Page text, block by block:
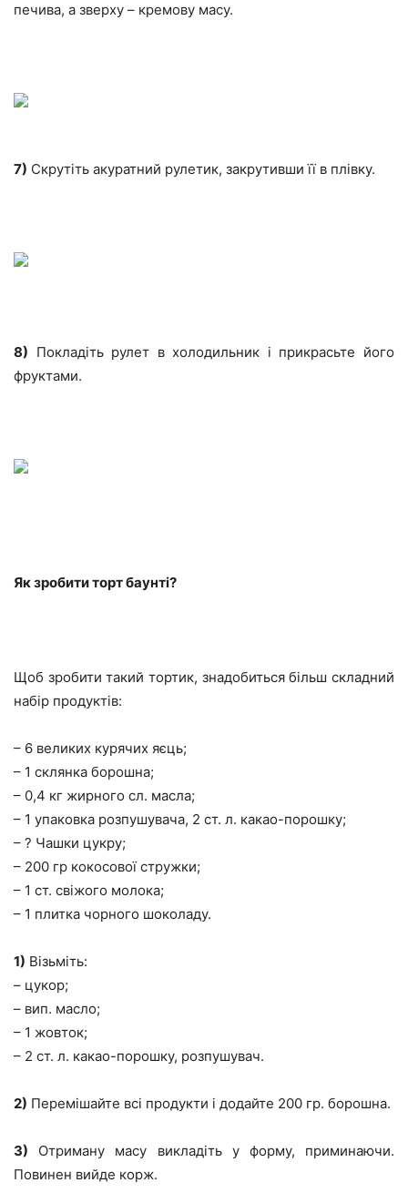
печива, а зверху – кремову масу.
7) Скрутіть акуратний рулетик, закрутивши її в плівку.
8) Покладіть рулет в холодильник і прикрасьте його
фруктами.
Як зробити торт баунті?
Щоб зробити такий тортик, знадобиться більш складний
набір продуктів:
– 6 великих курячих яєць;
– 1 склянка борошна;
– 0,4 кг жирного сл. масла;
– 1 упаковка розпушувача, 2 ст. л. какао-порошку;
– ? Чашки цукру;
– 200 гр кокосової стружки;
– 1 ст. свіжого молока;
– 1 плитка чорного шоколаду.
1) Візьміть:
– цукор;
– вип. масло;
– 1 жовток;
– 2 ст. л. какао-порошку, розпушувач.
2) Перемішайте всі продукти і додайте 200 гр. борошна.
3) Отриману масу викладіть у форму, приминаючи.
Повинен вийде корж.